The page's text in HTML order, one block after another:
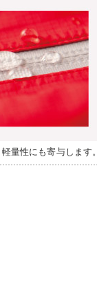
量性にも寄与します。